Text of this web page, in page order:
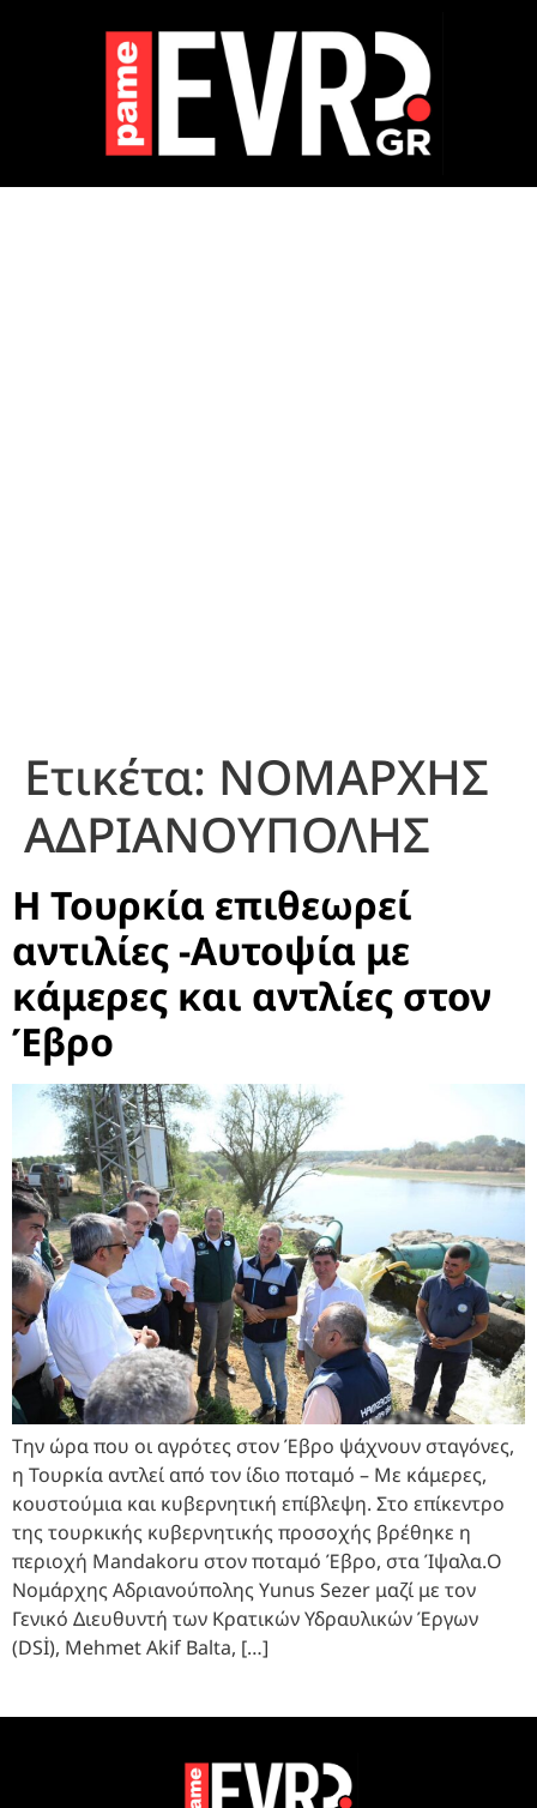
Ετικέτα: ΝΟΜΑΡΧΗΣ
ΑΔΡΙΑΝΟΥΠΟΛΗΣ
Η Τουρκία επιθεωρεί
αντιλίες -Αυτοψία με
κάμερες και αντλίες στον
Έβρο
Την ώρα που οι αγρότες στον Έβρο ψάχνουν σταγόνες,
η Τουρκία αντλεί από τον ίδιο ποταμό – Με κάμερες,
κουστούμια και κυβερνητική επίβλεψη. Στο επίκεντρο
της τουρκικής κυβερνητικής προσοχής βρέθηκε η
περιοχή Mandakoru στον ποταμό Έβρο, στα Ίψαλα.Ο
Νομάρχης Αδριανούπολης Yunus Sezer μαζί με τον
Γενικό Διευθυντή των Κρατικών Υδραυλικών Έργων
(DSİ), Mehmet Akif Balta, […]